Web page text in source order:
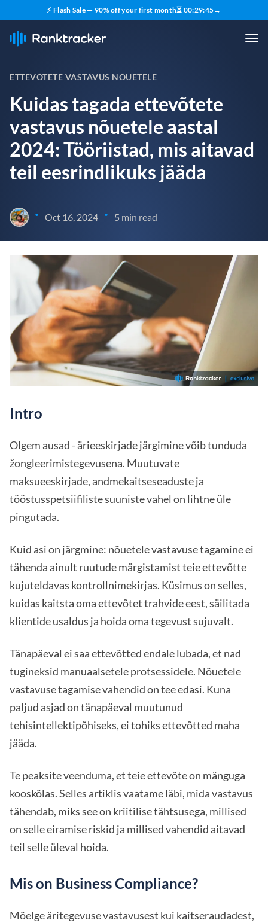
⚡ Flash Sale — 90% off your first month⏳ 00:29:44→
ETTEVÕTETE VASTAVUS NÕUETELE
Kuidas tagada ettevõtete
vastavus nõuetele aastal
2024: Tööriistad, mis aitavad
teil eesrindlikuks jääda
• Oct 16, 2024 • 5 min read
Intro
Olgem ausad - ärieeskirjade järgimine võib tunduda
žongleerimistegevusena. Muutuvate
maksueeskirjade, andmekaitseseaduste ja
tööstusspetsiifiliste suuniste vahel on lihtne üle
pingutada.
Kuid asi on järgmine: nõuetele vastavuse tagamine ei
tähenda ainult ruutude märgistamist teie ettevõtte
kujuteldavas kontrollnimekirjas. Küsimus on selles,
kuidas kaitsta oma ettevõtet trahvide eest, säilitada
klientide usaldus ja hoida oma tegevust sujuvalt.
Tänapäeval ei saa ettevõtted endale lubada, et nad
tugineksid manuaalsetele protsessidele. Nõuetele
vastavuse tagamise vahendid on tee edasi. Kuna
paljud asjad on tänapäeval muutunud
tehisintellektipõhiseks, ei tohiks ettevõtted maha
jääda.
Te peaksite veenduma, et teie ettevõte on mänguga
kooskõlas. Selles artiklis vaatame läbi, mida vastavus
tähendab, miks see on kriitilise tähtsusega, millised
on selle eiramise riskid ja millised vahendid aitavad
teil selle üleval hoida.
Mis on Business Compliance?
Mõelge äritegevuse vastavusest kui kaitseraudadest,